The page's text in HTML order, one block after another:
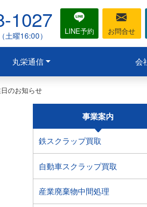
丸栄通信 会
1027
土曜16:00） LINE予約 お問合せ
のお知らせ
事業案内
鉄スクラップ買取
自動車スクラップ買取
産業廃棄物中間処理